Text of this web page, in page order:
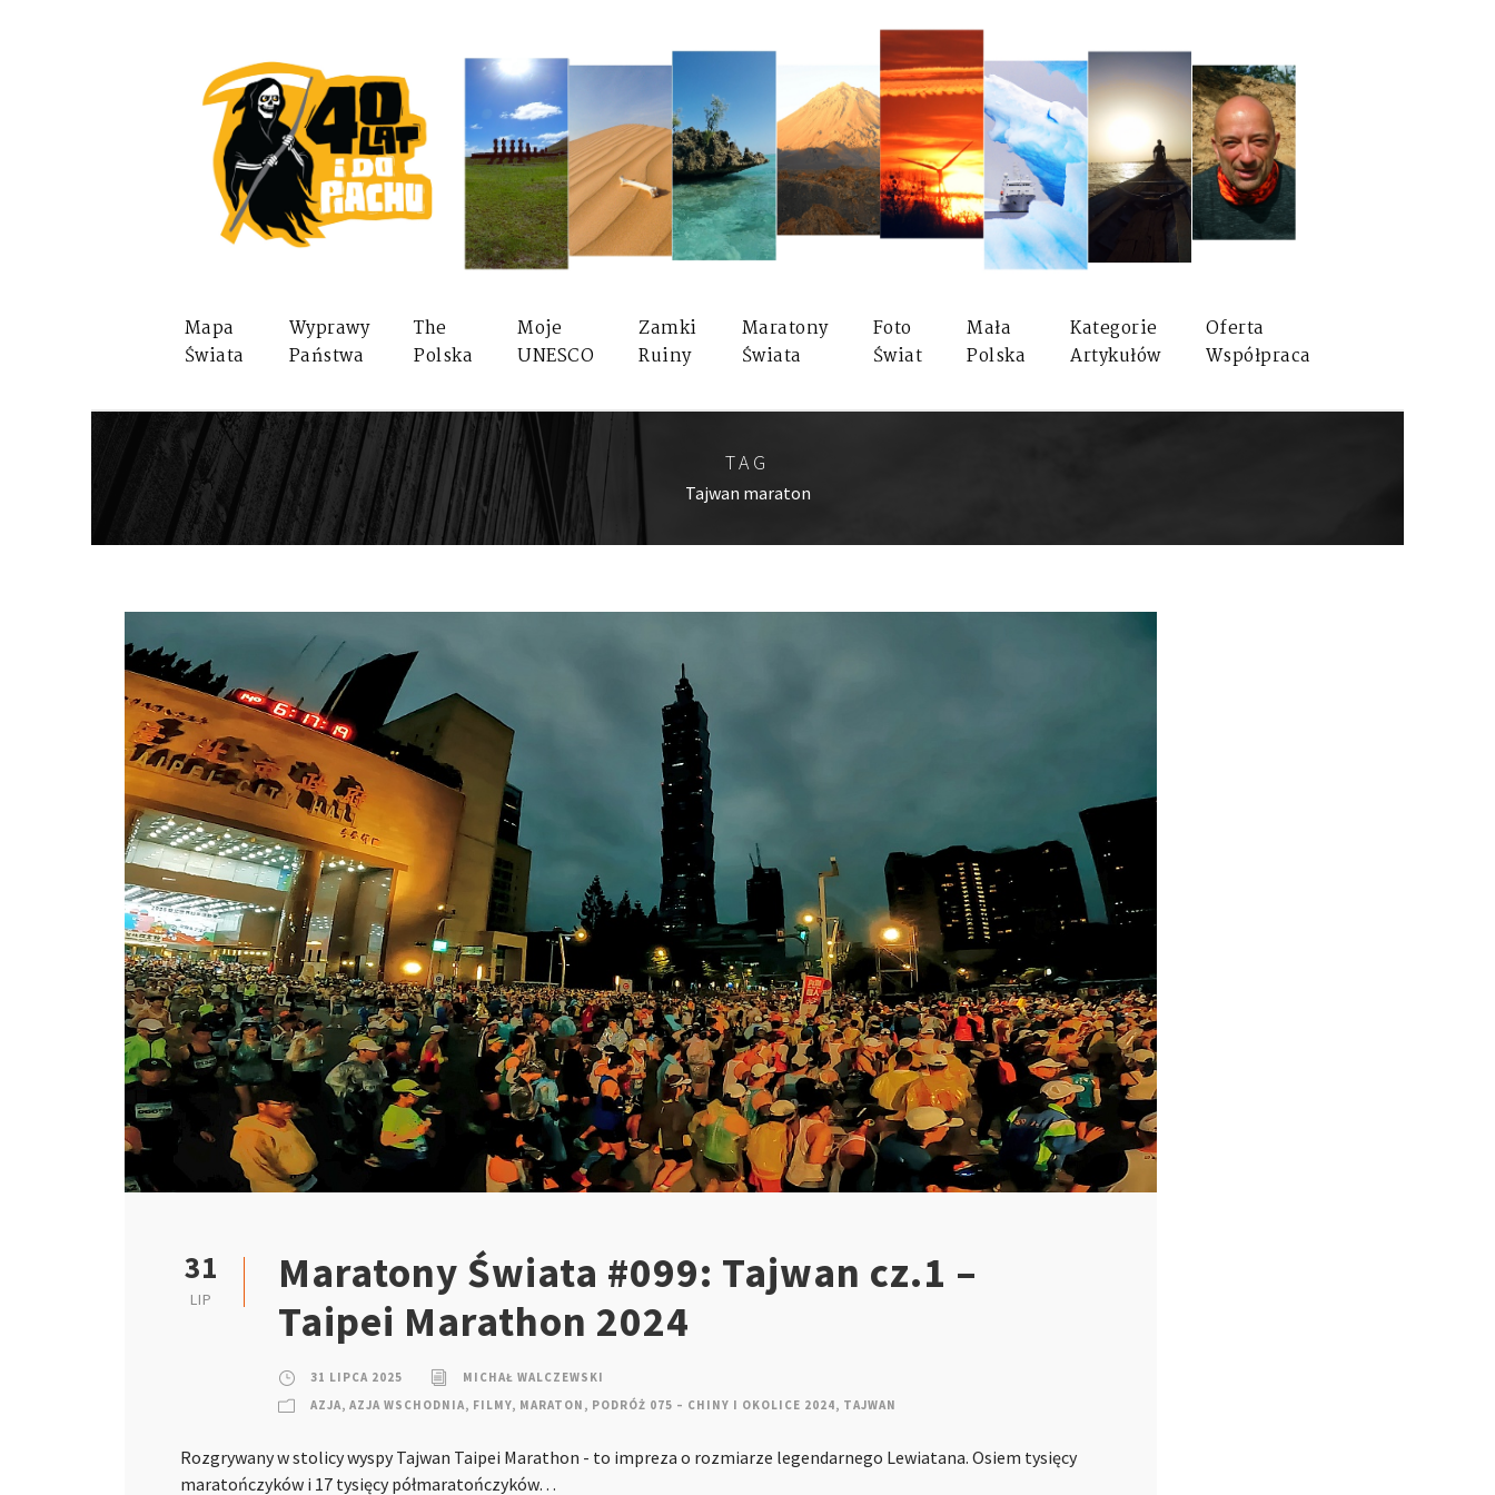
Mapa
Świata
Wyprawy
Państwa
The
Polska
Moje
UNESCO
Zamki
Ruiny
Maratony
Świata
Foto
Świat
Mała
Polska
Kategorie
Artykułów
Oferta
Współpraca
TAG
Tajwan maraton
31
LIP
Maratony Świata #099: Tajwan cz.1 –
Taipei Marathon 2024
31 LIPCA 2025
MICHAŁ WALCZEWSKI
AZJA, AZJA WSCHODNIA, FILMY, MARATON , PODRÓŻ 075 – CHINY I OKOLICE 2024, TAJWAN
Rozgrywany w stolicy wyspy Tajwan Taipei Marathon - to impreza o rozmiarze legendarnego Lewiatana. Osiem tysięcy
maratończyków i 17 tysięcy półmaratończyków…